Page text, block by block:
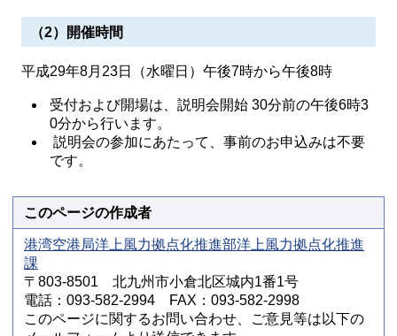
（2）開催時間
平成29年8月23日（水曜日）午後7時から午後8時
受付および開場は、説明会開始 30分前の午後6時3
0分から行います。
説明会の参加にあたって、事前のお申込みは不要
です。
このページの作成者
港湾空港局洋上風力拠点化推進部洋上風力拠点化推進
課
〒803-8501 北九州市小倉北区城内1番1号
電話：093-582-2994 FAX：093-582-2998
このページに関するお問い合わせ、ご意見等は以下の